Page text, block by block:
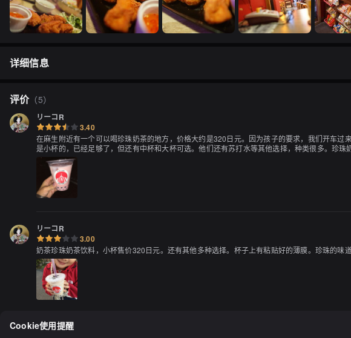
详细信息
评价（5）
リーコR
3.40
在麻生附近有一个可以喝珍珠奶茶的地方，价格大约是320日元。因为孩子的要求，我们开车
是小杯的，已经足够了，但还有中杯和大杯可选。他们还有苏打水等其他选择，种类很多。珍
リーコR
3.00
奶茶珍珠奶茶饮料，小杯售价320日元。还有其他多种选择。杯子上有粘贴好的薄膜。珍珠的味
Zaby
Cookie使用提醒